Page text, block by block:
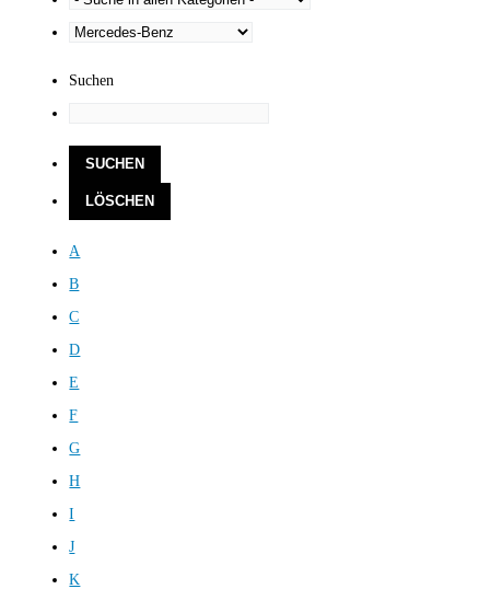
Suchen
A
B
C
D
E
F
G
H
I
J
K